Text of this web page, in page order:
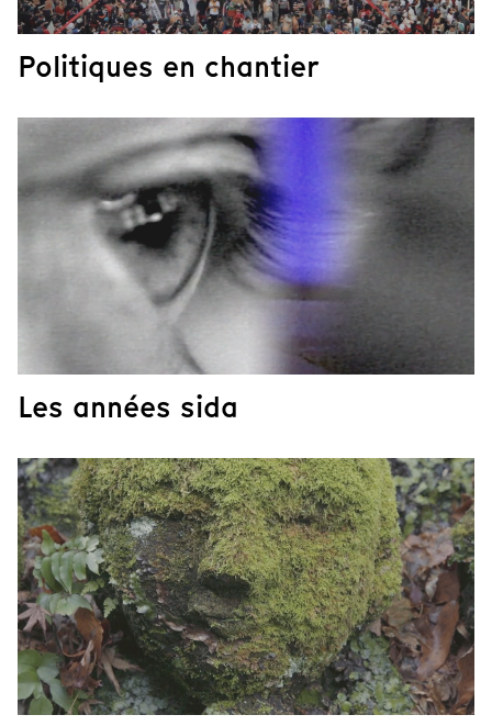
Politiques en chantier
Les années sida